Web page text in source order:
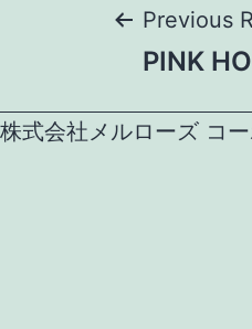
Post
Previous
PINK
株式会社メルローズ コ